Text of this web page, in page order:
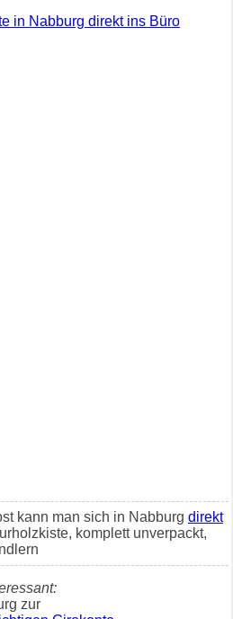
in Nabburg direkt ins Büro
kann man sich in Nabburg direkt
komplett unverpackt,
zur